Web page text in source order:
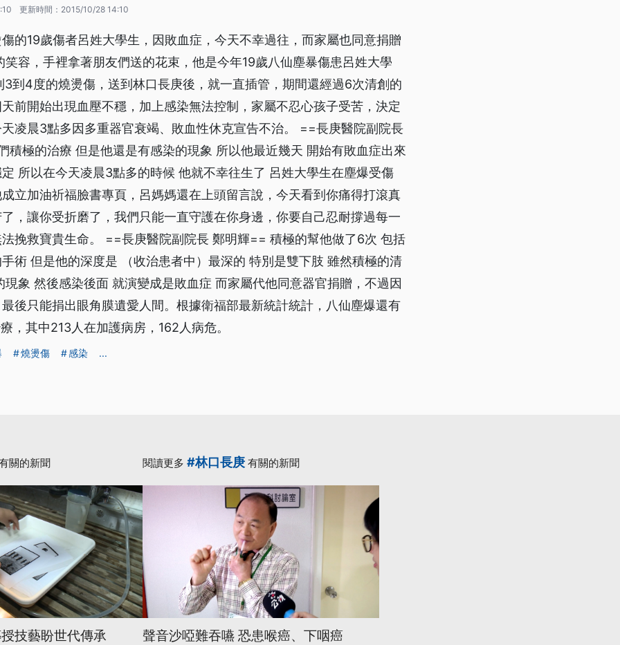
更新時間： 2015/10/28 14:10
的19歲傷者呂姓大學生，因敗血症，今天不幸過往，而家屬也同意捐贈
笑容，手裡拿著朋友們送的花束，他是今年19歲八仙塵暴傷患呂姓大學
到4度的燒燙傷，送到林口長庚後，就一直插管，期間還經過6次清創的
前開始出現血壓不穩，加上感染無法控制，家屬不忍心孩子受苦，決定
凌晨3點多因多重器官衰竭、敗血性休克宣告不治。 ==長庚醫院副院長
積極的治療 但是他還是有感染的現象 所以他最近幾天 開始有敗血症出來
所以在今天凌晨3點多的時候 他就不幸往生了 呂姓大學生在塵爆受傷
立加油祈福臉書專頁，呂媽媽還在上頭留言說，今天看到你痛得打滾真
，讓你受折磨了，我們只能一直守護在你身邊，你要自己忍耐撐過每一
挽救寶貴生命。 ==長庚醫院副院長 鄭明輝== 積極的幫他做了6次 包括
術 但是他的深度是 （收治患者中）最深的 特別是雙下肢 雖然積極的清
現象 然後感染後面 就演變成是敗血症 而家屬代他同意器官捐贈，不過因
後只能捐出眼角膜遺愛人間。根據衛福部最新統計統計，八仙塵爆還有
，其中213人在加護病房，162人病危。
燒燙傷 感染 ...
關的新聞
技藝盼世代傳承
閱讀更多 #林口長庚 有關的新聞
聲音沙啞難吞嚥 恐患喉癌、下咽癌